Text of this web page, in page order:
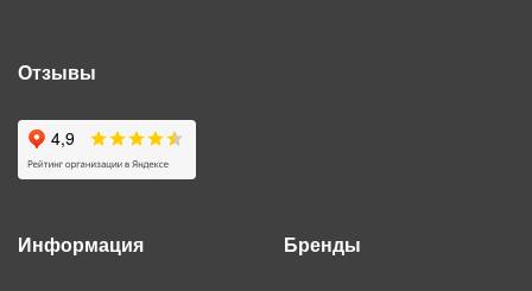
Отзывы
Информация Бренды